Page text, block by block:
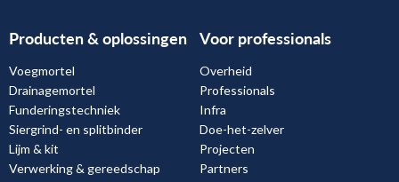
Producten & oplossingen
Voegmortel
Drainagemortel
Funderingstechniek
Siergrind- en splitbinder
Lijm & kit
Verwerking & gereedschap
Voor professionals
Overheid
Professionals
Infra
Doe-het-zelver
Projecten
Partners